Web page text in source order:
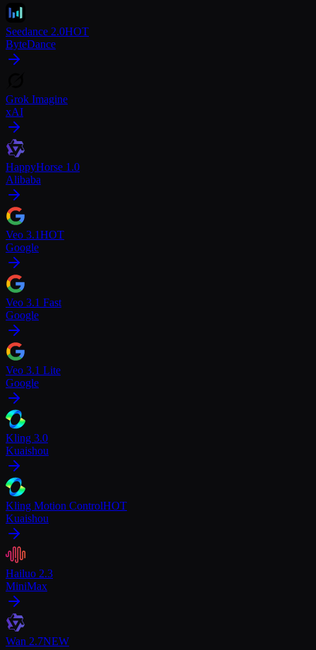
Seedance 2.0HOT
ByteDance
Grok Imagine
xAI
HappyHorse 1.0
Alibaba
Veo 3.1HOT
Google
Veo 3.1 Fast
Google
Veo 3.1 Lite
Google
Kling 3.0
Kuaishou
Kling Motion ControlHOT
Kuaishou
Hailuo 2.3
MiniMax
Wan 2.7NEW